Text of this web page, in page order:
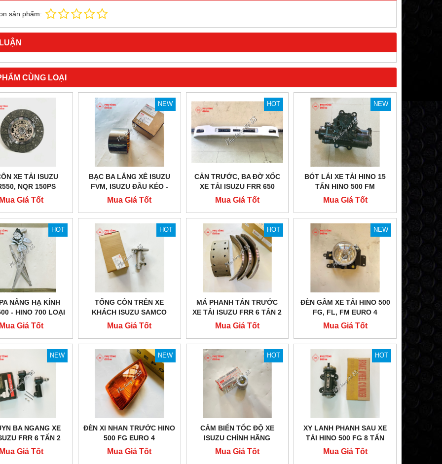
sản phẩm:
CÙNG LOẠI
XE TẢI ISUZU
NQR 150PS
HÃNG
Giá Tốt
NEW
BẠC BA LĂNG XÊ ISUZU
FVM, ISUZU ĐẦU KÉO -
HÀNG ISUZU BEST VALUE
Mua Giá Tốt
HOT
CẢN TRƯỚC, BA ĐỜ XỐC
XE TẢI ISUZU FRR 650
Mua Giá Tốt
NEW
BÓT LÁI XE TẢI HINO 15
TẤN HINO 500 FM
Mua Giá Tốt
HOT
NÂNG HẠ KÍNH
- HINO 700 LOẠI
TỐT
Giá Tốt
HOT
TỔNG CÔN TRÊN XE
KHÁCH ISUZU SAMCO
CHÍNH HÃNG
Mua Giá Tốt
HOT
MÁ PHANH TÁN TRƯỚC
XE TẢI ISUZU FRR 6 TẤN 2
- CHÍNH HÃNG
Mua Giá Tốt
NEW
ĐÈN GẦM XE TẢI HINO 500
FG, FL, FM EURO 4
Mua Giá Tốt
NEW
BA NGANG XE
FRR 6 TẤN 2
Giá Tốt
NEW
ĐÈN XI NHAN TRƯỚC HINO
500 FG EURO 4
Mua Giá Tốt
HOT
CẢM BIẾN TỐC ĐỘ XE
ISUZU CHÍNH HÃNG
Mua Giá Tốt
HOT
XY LANH PHANH SAU XE
TẢI HINO 500 FG 8 TẤN
Mua Giá Tốt